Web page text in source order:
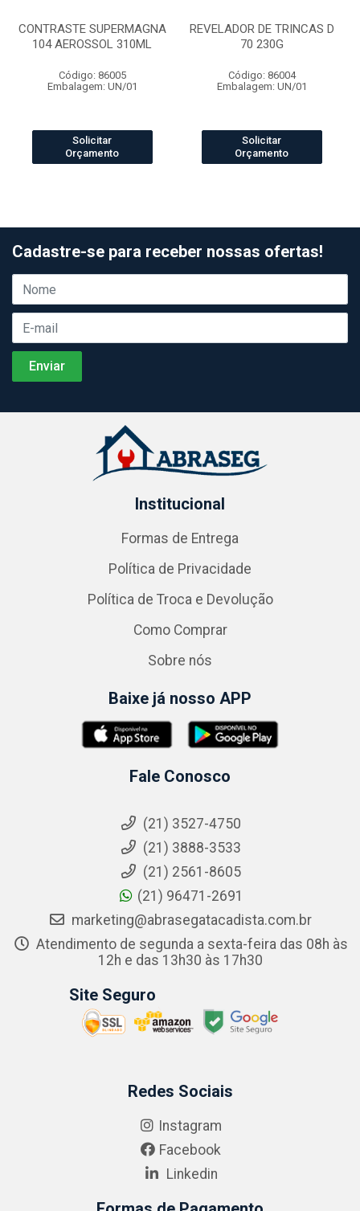
CONTRASTE SUPERMAGNA
104 AEROSSOL 310ML
Código: 86005
Embalagem: UN/01
Solicitar
Orçamento
REVELADOR DE TRINCAS D
70 230G
Código: 86004
Embalagem: UN/01
Solicitar
Orçamento
Cadastre-se para receber nossas ofertas!
Institucional
Formas de Entrega
Política de Privacidade
Política de Troca e Devolução
Como Comprar
Sobre nós
Baixe já nosso APP
Fale Conosco
(21) 3527-4750
(21) 3888-3533
(21) 2561-8605
(21) 96471-2691
marketing@abrasegatacadista.com.br
Atendimento de segunda a sexta-feira das 08h às
12h e das 13h30 às 17h30
Site Seguro
Redes Sociais
Instagram
Facebook
Linkedin